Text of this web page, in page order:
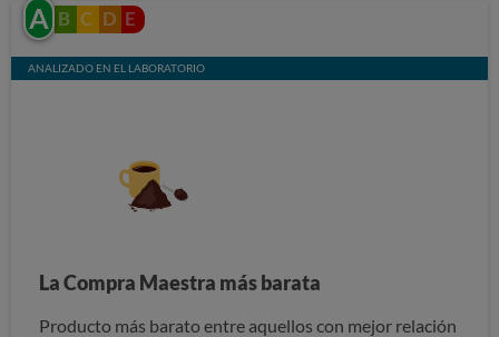
A B C D E
ANALIZADO EN EL LABORATORIO
La Compra Maestra más barata
Producto más barato entre aquellos con mejor relación